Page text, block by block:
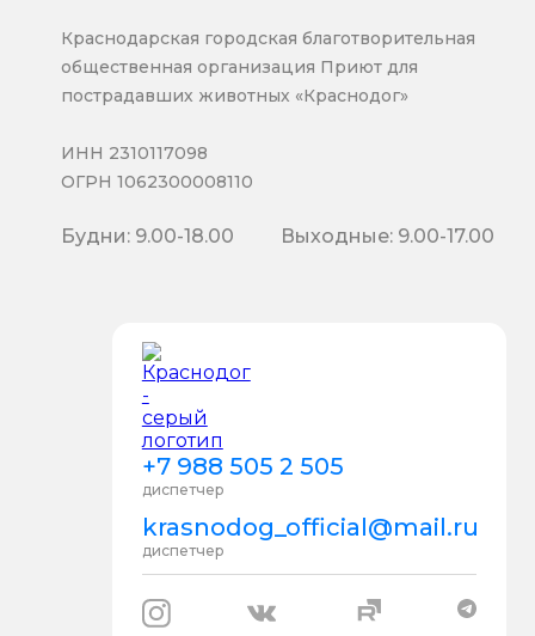
+7 988 505 2 505
диспетчер
krasnodog_official@mail.ru
диспетчер
Краснодарская городская благотворительная
общественная организация Приют для
пострадавших животных «Краснодог»
ИНН 2310117098
ОГРН 1062300008110
Будни: 9.00-18.00 Выходные: 9.00-17.00